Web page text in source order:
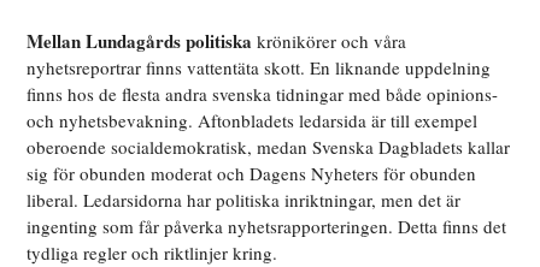
Mellan Lundagårds politiska krönikörer och våra
nyhetsreportrar finns vattentäta skott. En liknande uppdelning
finns hos de flesta andra svenska tidningar med både opinions-
och nyhetsbevakning. Aftonbladets ledarsida är till exempel
oberoende socialdemokratisk, medan Svenska Dagbladets kallar
sig för obunden moderat och Dagens Nyheters för obunden
liberal. Ledarsidorna har politiska inriktningar, men det är
ingenting som får påverka nyhetsrapporteringen. Detta finns det
tydliga regler och riktlinjer kring.